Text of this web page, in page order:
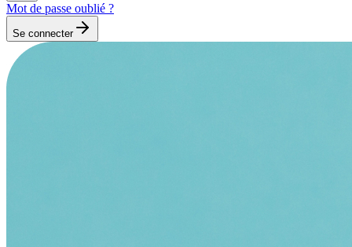
Mot de passe oublié ?
Se connecter